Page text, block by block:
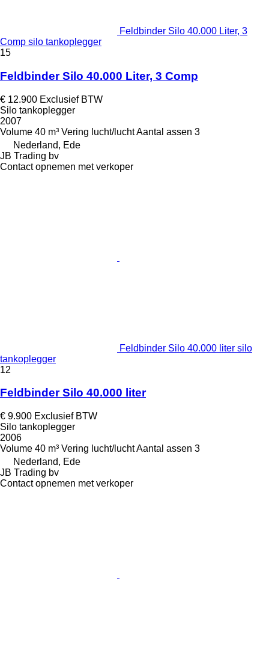
Feldbinder Silo 40.000 Liter, 3
Comp silo tankoplegger
15
Feldbinder Silo 40.000 Liter, 3 Comp
€ 12.900 Exclusief BTW
Silo tankoplegger
2007
Volume 40 m³ Vering lucht/luchtAantal assen 3
Nederland, Ede
JB Trading bv
Contact opnemen met verkoper
Feldbinder Silo 40.000 liter silo
tankoplegger
12
Feldbinder Silo 40.000 liter
€ 9.900 Exclusief BTW
Silo tankoplegger
2006
Volume 40 m³ Vering lucht/luchtAantal assen 3
Nederland, Ede
JB Trading bv
Contact opnemen met verkoper